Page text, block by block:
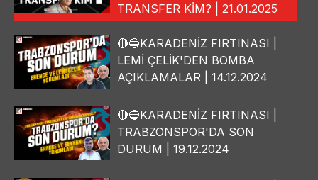
TRANSFER KİM? | 21.01.2025
🔴🔵KARADENİZ FIRTINASI |
LEMİ ÇELİK'DEN BOMBA
AÇIKLAMALAR | 14.12.2024
🔴🔵KARADENİZ FIRTINASI |
TRABZONSPOR'DA SON
DURUM | 19.12.2024